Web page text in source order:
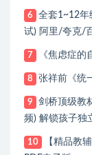
6
全套1~12年
试) 阿里/夸克/
7 《焦虑症
8 张祥前《统
9
剑桥顶级教
频) 解锁孩子独
10
【精品教